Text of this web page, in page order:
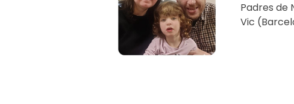
Padres de
Vic